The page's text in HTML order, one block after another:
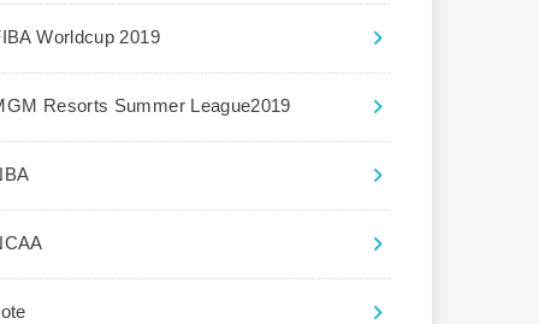
Worldcup 2019
Resorts Summer League2019